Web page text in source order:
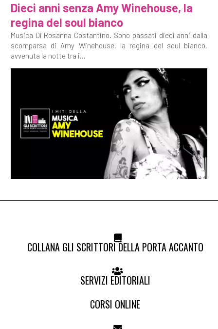
Dieci anni senza Amy Winehouse, la
regina del soul bianco
Musica Di Rosanna Costantino. Sono passati dieci anni dalla
scomparsa di Amy Winehouse, la regina del soul bianco,
avvenuta la notte tra i...
COLLANA GLI SCRITTORI DELLA PORTA ACCANTO
SERVIZI EDITORIALI
CORSI ONLINE